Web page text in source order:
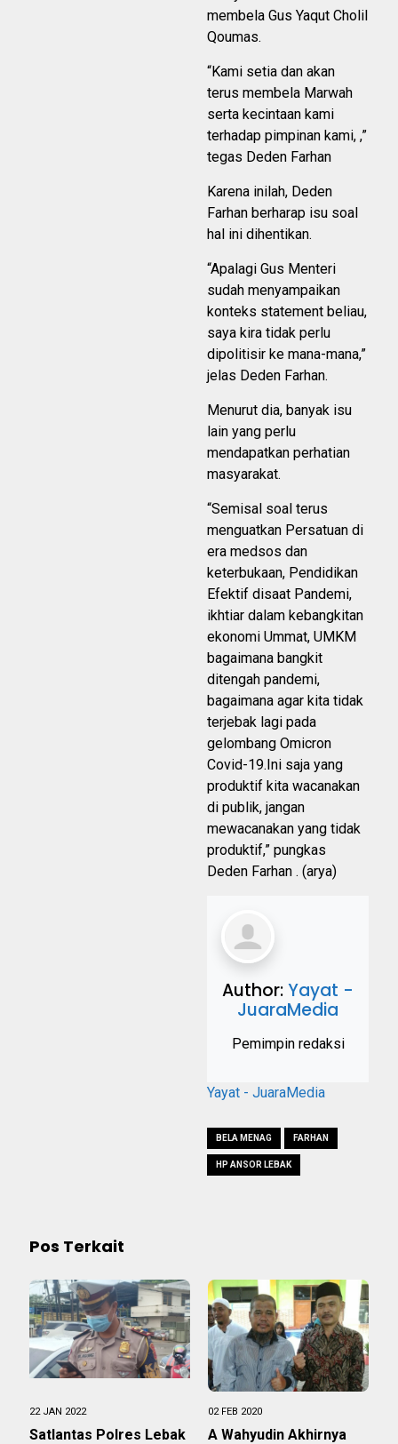
membela Gus Yaqut Cholil
Qoumas.
“Kami setia dan akan
terus membela Marwah
serta kecintaan kami
terhadap pimpinan kami, ,”
tegas Deden Farhan
Karena inilah, Deden
Farhan berharap isu soal
hal ini dihentikan.
“Apalagi Gus Menteri
sudah menyampaikan
konteks statement beliau,
saya kira tidak perlu
dipolitisir ke mana-mana,”
jelas Deden Farhan.
Menurut dia, banyak isu
lain yang perlu
mendapatkan perhatian
masyarakat.
“Semisal soal terus
menguatkan Persatuan di
era medsos dan
keterbukaan, Pendidikan
Efektif disaat Pandemi,
ikhtiar dalam kebangkitan
ekonomi Ummat, UMKM
bagaimana bangkit
ditengah pandemi,
bagaimana agar kita tidak
terjebak lagi pada
gelombang Omicron
Covid-19.Ini saja yang
produktif kita wacanakan
di publik, jangan
mewacanakan yang tidak
produktif,” pungkas
Deden Farhan . (arya)
Author:Yayat -
JuaraMedia
Pemimpin redaksi
Yayat - JuaraMedia
BELA MENAG FARHAN
HP ANSOR LEBAK
Pos Terkait
22 JAN 2022
Satlantas Polres Lebak
02 FEB 2020
A Wahyudin Akhirnya